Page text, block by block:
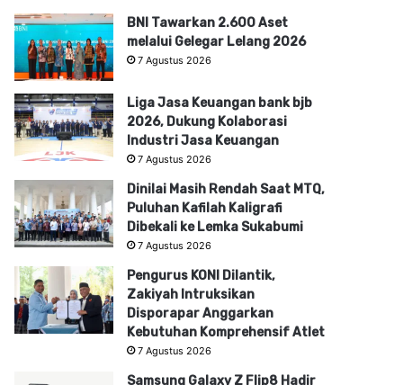
BNI Tawarkan 2.600 Aset
melalui Gelegar Lelang 2026
7 Agustus 2026
Liga Jasa Keuangan bank bjb
2026, Dukung Kolaborasi
Industri Jasa Keuangan
7 Agustus 2026
Dinilai Masih Rendah Saat MTQ,
Puluhan Kafilah Kaligrafi
Dibekali ke Lemka Sukabumi
7 Agustus 2026
Pengurus KONI Dilantik,
Zakiyah Intruksikan
Disporapar Anggarkan
Kebutuhan Komprehensif Atlet
7 Agustus 2026
Samsung Galaxy Z Flip8 Hadir